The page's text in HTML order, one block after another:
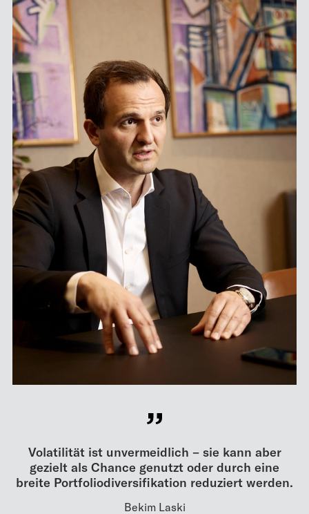
Volatilität ist unvermeidlich – sie kann aber
gezielt als Chance genutzt oder durch eine
breite Portfoliodiversifikation reduziert werden.
Bekim Laski